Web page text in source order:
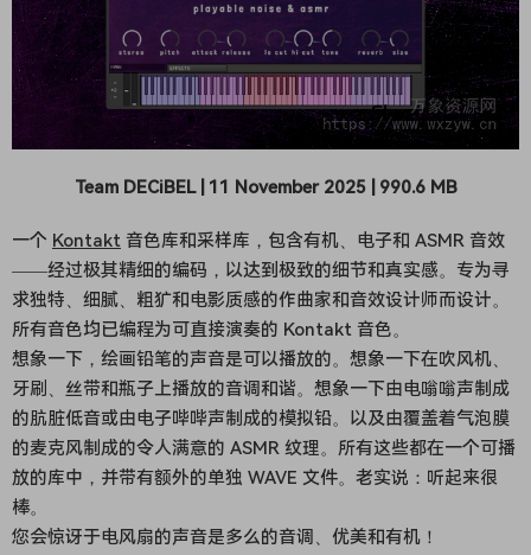
Team DECiBEL | 11 November 2025 | 990.6 MB
一个 Kontakt 音色库和采样库，包含有机、电子和 ASMR 音效
——经过极其精细的编码，以达到极致的细节和真实感。专为寻
求独特、细腻、粗犷和电影质感的作曲家和音效设计师而设计。
所有音色均已编程为可直接演奏的 Kontakt 音色。
想象一下，绘画铅笔的声音是可以播放的。想象一下在吹风机、
牙刷、丝带和瓶子上播放的音调和谐。想象一下由电嗡嗡声制成
的肮脏低音或由电子哔哔声制成的模拟铅。以及由覆盖着气泡膜
的麦克风制成的令人满意的 ASMR 纹理。所有这些都在一个可播
放的库中，并带有额外的单独 WAVE 文件。老实说：听起来很
棒。
您会惊讶于电风扇的声音是多么的音调、优美和有机！